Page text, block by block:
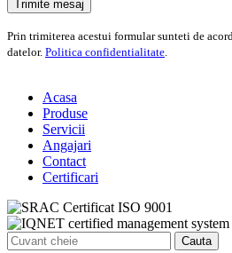
Prin trimiterea acestui formular sunteti de
datelor. Politica confidentialitate.
Acasa
Produse
Servicii
Angajari
Contact
Certificari